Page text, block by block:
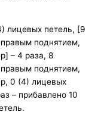
лицевых петель, [9
поднятием,
– 4 раза, 8
поднятием,
0 (4) лицевых
– прибавлено 10